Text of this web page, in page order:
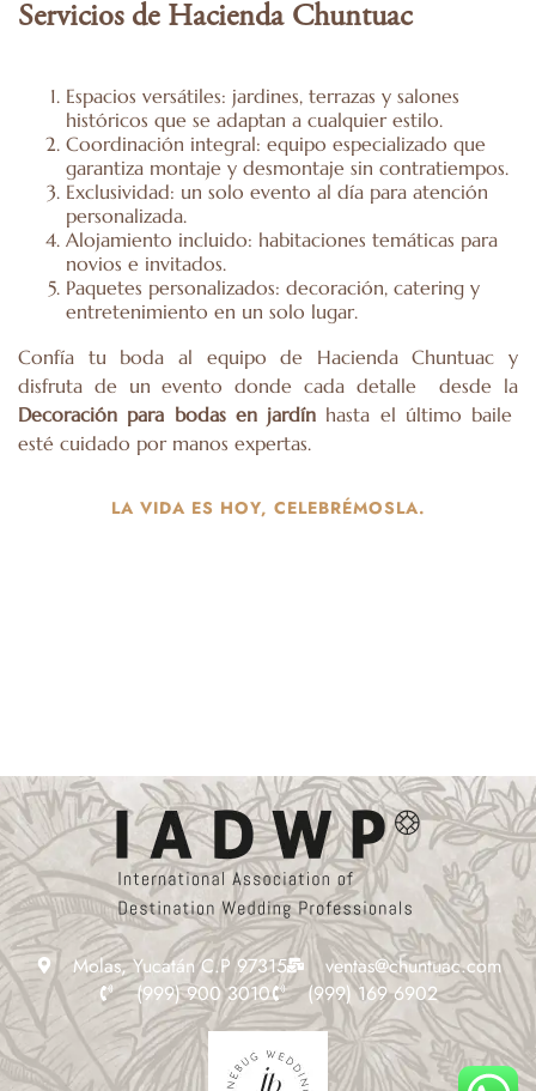
Servicios de Hacienda Chuntuac
Espacios versátiles: jardines, terrazas y salones
históricos que se adaptan a cualquier estilo.
Coordinación integral: equipo especializado que
garantiza montaje y desmontaje sin contratiempos.
Exclusividad: un solo evento al día para atención
personalizada.
Alojamiento incluido: habitaciones temáticas para
novios e invitados.
Paquetes personalizados: decoración, catering y
entretenimiento en un solo lugar.
Confía tu boda al equipo de Hacienda Chuntuac y
disfruta de un evento donde cada detalle desde la
Decoración para bodas en jardín hasta el último baile
esté cuidado por manos expertas.
LA VIDA ES HOY, CELEBRÉMOSLA.
Molas, Yucatán C.P 97315
ventas@chuntuac.com
(999) 900 3010
(999) 169 6902